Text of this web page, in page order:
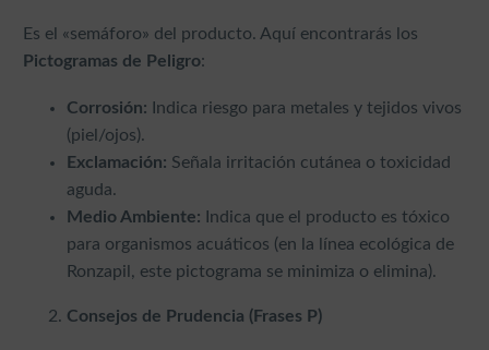
Es el «semáforo» del producto. Aquí encontrarás los
Pictogramas de Peligro:
Corrosión: Indica riesgo para metales y tejidos vivos
(piel/ojos).
Exclamación: Señala irritación cutánea o toxicidad
aguda.
Medio Ambiente: Indica que el producto es tóxico
para organismos acuáticos (en la línea ecológica de
Ronzapil, este pictograma se minimiza o elimina).
Consejos de Prudencia (Frases P)